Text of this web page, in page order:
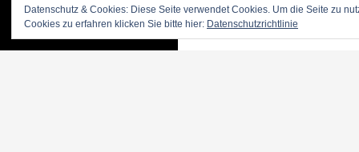
Datenschutz & Cookies: Diese Seite verwendet Cookies. Um die Seite zu
Cookies zu erfahren klicken Sie bitte hier: Datenschutzrichtlinie